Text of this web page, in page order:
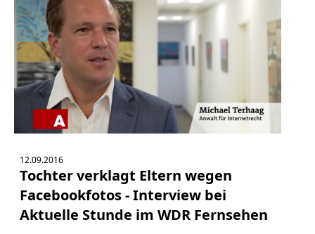
12.09.2016
Tochter verklagt Eltern wegen
Facebookfotos - Interview bei
Aktuelle Stunde im WDR Fernsehen